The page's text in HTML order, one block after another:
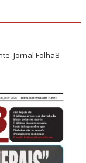
Jornal Folha8 -